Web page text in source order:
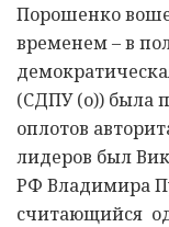
Порошенко
временем – в
(СДПУ (о)) была
оплотов
лидеров был
РФ Владимира
считающийся